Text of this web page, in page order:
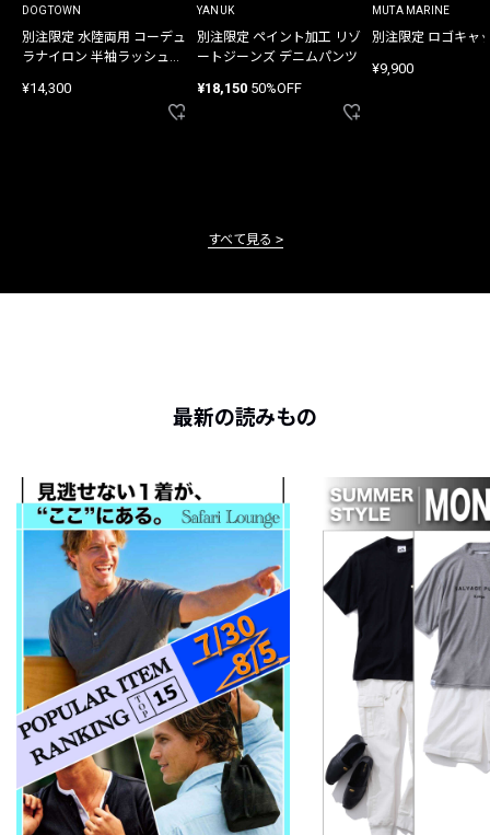
DOGTOWN
別注限定 水陸両用 コーデュ
ラナイロン 半袖ラッシュガ
¥14,300
YANUK
別注限定 ペイント加工 リゾ
ートジーンズ デニムパンツ
¥18,150 50%OFF
MUTA MARINE
別注限定 ロゴキャ
¥9,900
すべて見る
最新の読みもの